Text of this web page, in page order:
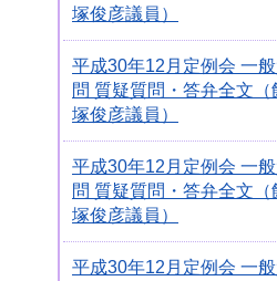
塚俊彦議員）
平成30年12月定例会 一
問 質疑質問・答弁全文（
塚俊彦議員）
平成30年12月定例会 一
問 質疑質問・答弁全文（
塚俊彦議員）
平成30年12月定例会 一